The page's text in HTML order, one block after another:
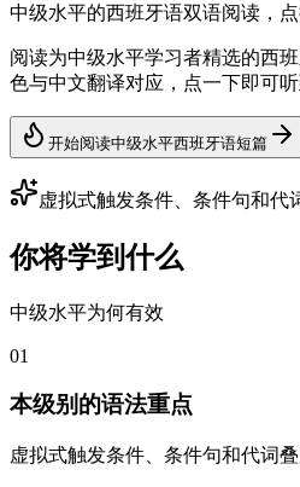
中级水平的西班牙语双语阅读，点
阅读为中级水平学习者精选的西
色与中文翻译对应，点一下即可听
开始阅读中级水平西班牙语短篇
虚拟式触发条件、条件句和代
你将学到什么
中级水平为何有效
01
本级别的语法重点
虚拟式触发条件、条件句和代词叠